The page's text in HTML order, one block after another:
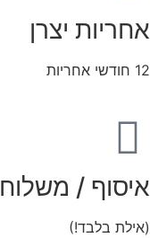
אחריות יצרן
12 חודשי אחריות
איסוף / משלוח
(אילת בלבד!)